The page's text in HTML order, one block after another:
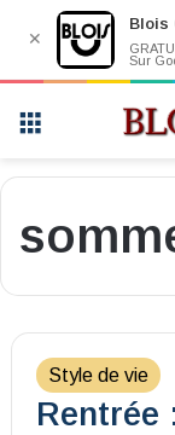
Style de vie
Rentrée
✕
Blois
Sur